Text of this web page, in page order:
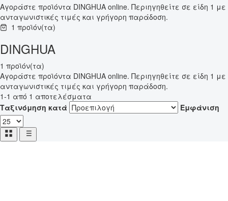
Αγοράστε προϊόντα DINGHUA online. Περιηγηθείτε σε είδη 1 με
ανταγωνιστικές τιμές και γρήγορη παράδοση.
1 προϊόν(τα)
DINGHUA
1 προϊόν(τα)
Αγοράστε προϊόντα DINGHUA online. Περιηγηθείτε σε είδη 1 με
ανταγωνιστικές τιμές και γρήγορη παράδοση.
1-1 από 1 αποτελέσματα
Ταξινόμηση κατά
Εμφάνιση